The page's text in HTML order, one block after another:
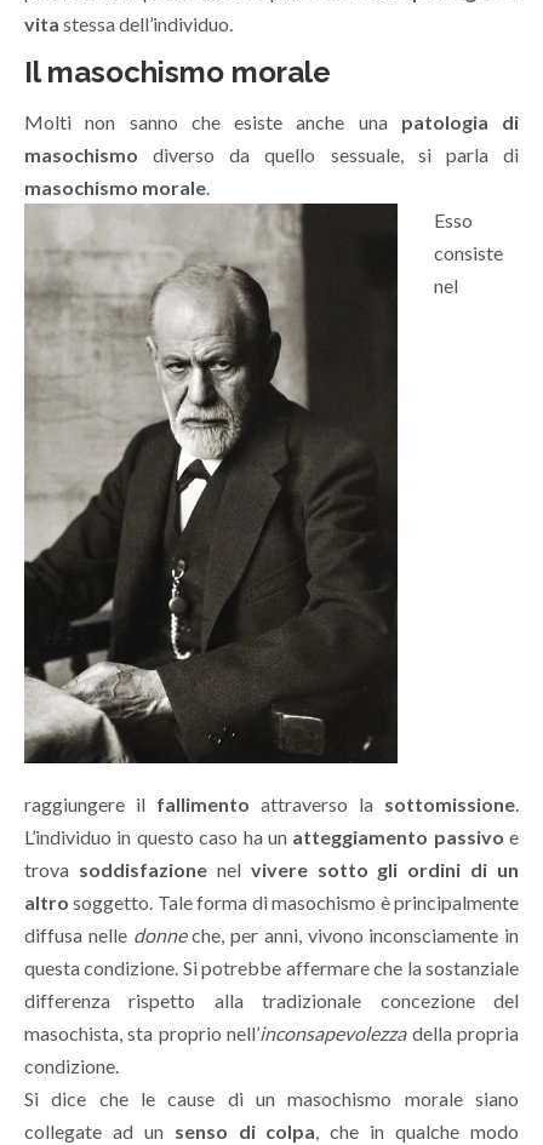
vita stessa dell’individuo.
Il masochismo morale
Molti non sanno che esiste anche una patologia di
masochismo diverso da quello sessuale, si parla di
masochismo morale.
Esso
consiste
nel
raggiungere il fallimento attraverso la sottomissione.
L’individuo in questo caso ha un atteggiamento passivo e
trova soddisfazionenel vivere sotto gli ordini di un
altro soggetto. Tale forma di masochismo è principalmente
diffusa nelle donneche, per anni, vivono inconsciamente in
questa condizione. Si potrebbe affermare che la sostanziale
differenza rispetto alla tradizionale concezione del
masochista, sta proprio nell’inconsapevolezzadella propria
condizione.
Si dice che le cause di un masochismo morale siano
collegate ad un senso di colpa, che in qualche modo